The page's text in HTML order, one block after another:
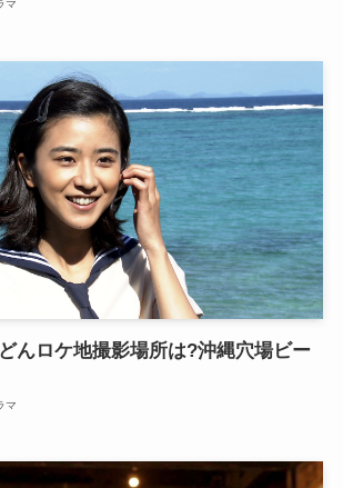
マ
んロケ地撮影場所は?沖縄穴場ビー
マ